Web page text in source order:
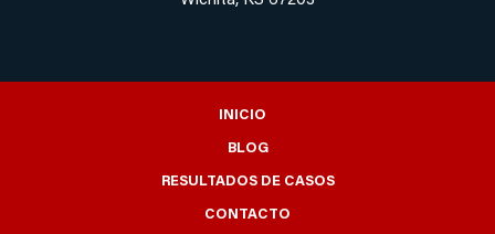
INICIO
BLOG
RESULTADOS DE CASOS
CONTACTO